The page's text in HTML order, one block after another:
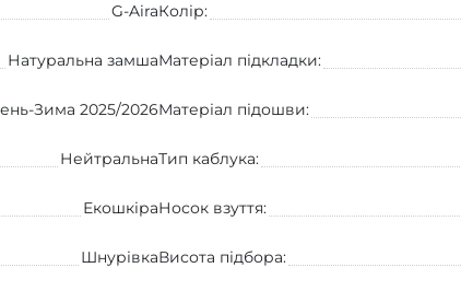
G-AiraКолір:
Натуральна замшаМатеріал підкладки:
Зима 2025/2026Матеріал підошви:
НейтральнаТип каблука:
ЕкошкіраНосок взуття:
ШнурівкаВисота підбора: